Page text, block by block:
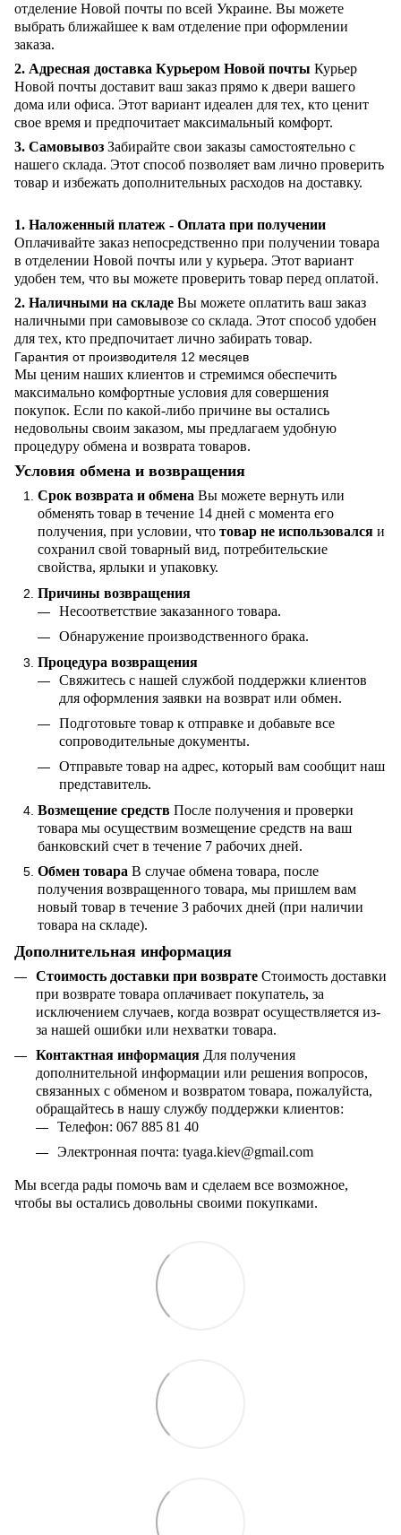
отделение Новой почты по всей Украине. Вы можете
выбрать ближайшее к вам отделение при оформлении
заказа.
2. Адресная доставка Курьером Новой почты Курьер
Новой почты доставит ваш заказ прямо к двери вашего
дома или офиса. Этот вариант идеален для тех, кто ценит
свое время и предпочитает максимальный комфорт.
3. Самовывоз Забирайте свои заказы самостоятельно с
нашего склада. Этот способ позволяет вам лично проверить
товар и избежать дополнительных расходов на доставку.
1. Наложенный платеж - Оплата при получении
Оплачивайте заказ непосредственно при получении товара
в отделении Новой почты или у курьера. Этот вариант
удобен тем, что вы можете проверить товар перед оплатой.
2. Наличными на складе Вы можете оплатить ваш заказ
наличными при самовывозе со склада. Этот способ удобен
для тех, кто предпочитает лично забирать товар.
Гарантия от производителя 12 месяцев
Мы ценим наших клиентов и стремимся обеспечить
максимально комфортные условия для совершения
покупок. Если по какой-либо причине вы остались
недовольны своим заказом, мы предлагаем удобную
процедуру обмена и возврата товаров.
Условия обмена и возвращения
Срок возврата и обмена Вы можете вернуть или
обменять товар в течение 14 дней с момента его
получения, при условии, что товар не использовался и
сохранил свой товарный вид, потребительские
свойства, ярлыки и упаковку.
Причины возвращения
Несоответствие заказанного товара.
Обнаружение производственного брака.
Процедура возвращения
Свяжитесь с нашей службой поддержки клиентов
для оформления заявки на возврат или обмен.
Подготовьте товар к отправке и добавьте все
сопроводительные документы.
Отправьте товар на адрес, который вам сообщит наш
представитель.
Возмещение средств После получения и проверки
товара мы осуществим возмещение средств на ваш
банковский счет в течение 7 рабочих дней.
Обмен товара В случае обмена товара, после
получения возвращенного товара, мы пришлем вам
новый товар в течение 3 рабочих дней (при наличии
товара на складе).
Дополнительная информация
Стоимость доставки при возврате Стоимость доставки
при возврате товара оплачивает покупатель, за
исключением случаев, когда возврат осуществляется из-
за нашей ошибки или нехватки товара.
Контактная информация Для получения
дополнительной информации или решения вопросов,
связанных с обменом и возвратом товара, пожалуйста,
обращайтесь в нашу службу поддержки клиентов:
Телефон: 067 885 81 40
Электронная почта: tyaga.kiev@gmail.com
Мы всегда рады помочь вам и сделаем все возможное,
чтобы вы остались довольны своими покупками.